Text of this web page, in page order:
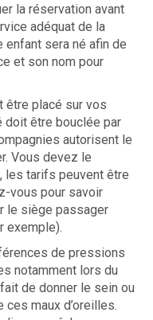
la réservation avant
adéquat de la
enfant sera né afin de
et son nom pour
être placé sur vos
doit être bouclée par
autorisent le
Vous devez le
les tarifs peuvent être
vous pour savoir
le siège passager
exemple).
de pressions
notamment lors du
de donner le sein ou
maux d’oreilles.